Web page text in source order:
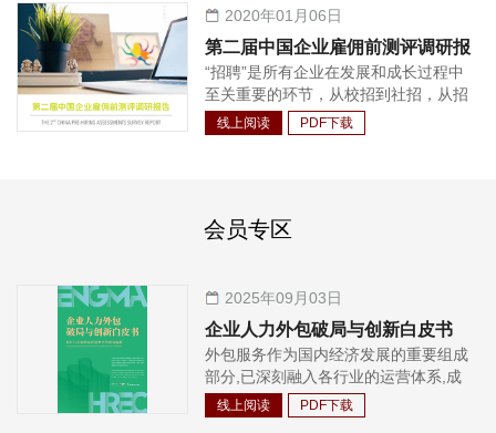
度也更好。因此，人才盘点逐渐成为各
个企业做好人才管理工作不可或缺的一
环，其盘点的结果也被广泛应用在人力
资源规划制定、薪酬调整、奖金分配、
发展方案制定、员工职业生涯规划和人
才配置等各个方面。
才的获取也越来越主动。面对行业中较
为稀缺与热门的人才，招聘更是需要长
期经营的工作。另外，随着技术与招聘
的结合程度的加深，利用招聘系统对整
个招聘流程和人才进行管理也渐渐成为
大量企业的选择。人才库在绝大多数情
2020年01月06日
第二届中国企业雇佣前测评调研报
告
“招聘”是所有企业在发展和成长过程中
至关重要的环节，从校招到社招，从招
聘基层员工到招聘公司高管，企业HR
都有一个共同的目标，那就是找到合适
测评工具。
线上阅读 PDF下载
会员专区
2025年09月03日
企业人力外包破局与创新白皮书
外包服务作为国内经济发展的重要组成
部分,已深刻融入各行业的运营体系,成
为推动企业用工灵活化、管理高效化的
重要力量。随着产业升级和经济结构调
线上阅读 PDF下载